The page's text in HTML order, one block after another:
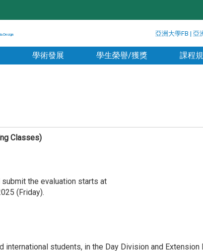
Design 亞洲大學FB | 亞
學術發展 學生榮譽/獲獎 課程
Classes)
the evaluation starts at
(Friday).
students, in the Day Division and Extension